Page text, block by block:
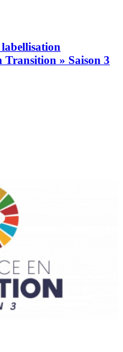
Transition » Saison 3